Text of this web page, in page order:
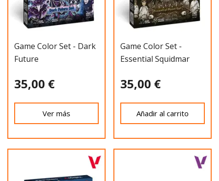
Game Color Set - Dark
Future
35,00 €
Ver más
Game Color Set -
Essential Squidmar
35,00 €
Añadir al carrito